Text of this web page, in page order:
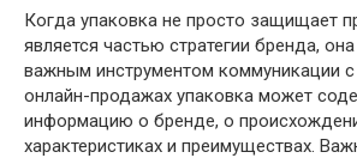
Когда упаковка не просто защищает
является частью стратегии бренда,
важным инструментом коммуникации с
онлайн-продажах упаковка может
информацию о бренде, о
характеристиках и преимуществах.